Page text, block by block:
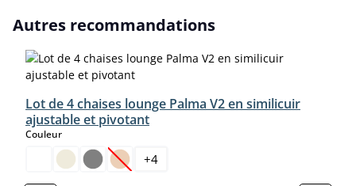
Ignorer la galerie de produits
Autres recommandations
Lot de 4 chaises lounge Palma V2 en similicuir
ajustable et pivotant
Couleurselect
(Cette option n'est pas disponible pour le
+4